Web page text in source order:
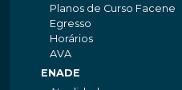
Planos de Curso Facene
Egresso
Horários
AVA
ENADE